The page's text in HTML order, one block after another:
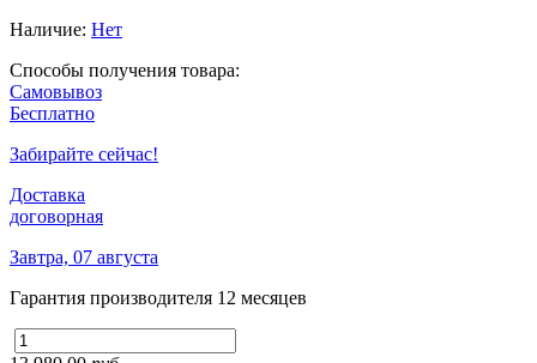
Наличие: Нет
Способы получения товара:
Самовывоз
Бесплатно
Забирайте сейчас!
Доставка
договорная
Завтра, 07 августа
Гарантия производителя 12 месяцев